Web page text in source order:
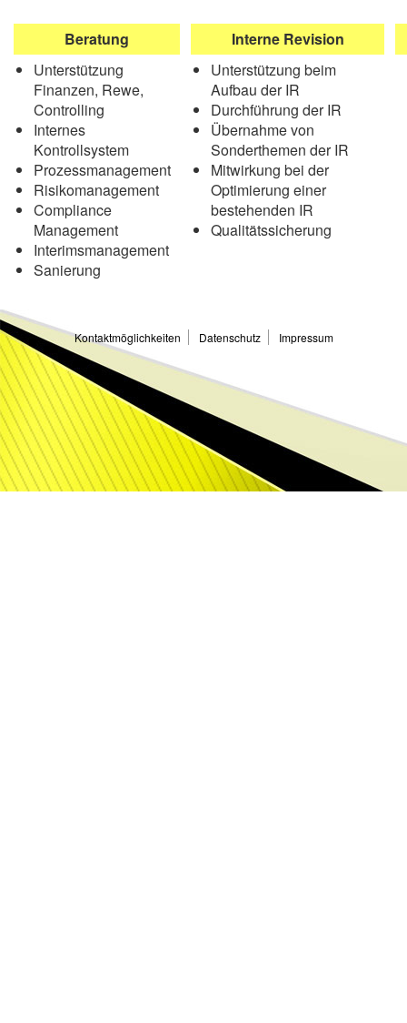
Beratung
Interne Revision
Unterstützung
Finanzen, Rewe,
Controlling
Internes
Kontrollsystem
Prozessmanagement
Risikomanagement
Compliance
Management
Interimsmanagement
Sanierung
Unterstützung beim
Aufbau der IR
Durchführung der IR
Übernahme von
Sonderthemen der IR
Mitwirkung bei der
Optimierung einer
bestehenden IR
Qualitätssicherung
Kontaktmöglichkeiten Datenschutz Impressum